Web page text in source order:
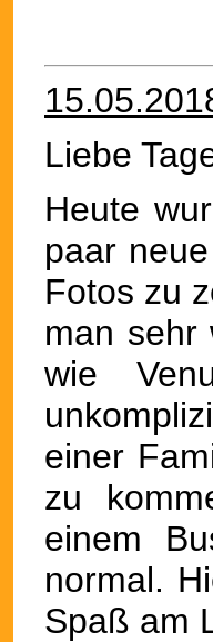
Liebe
Heute
paar
Fotos zu
man sehr
wie
einer
zu
einem
normal.
Spaß am